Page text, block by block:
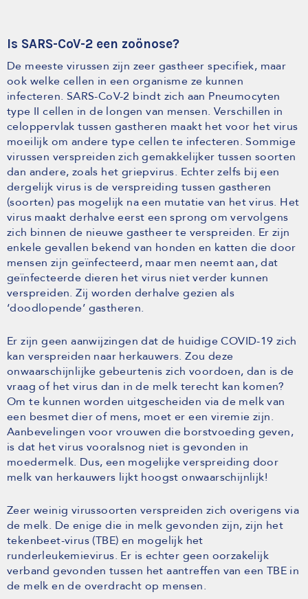
Is SARS-CoV-2 een zoönose?
De meeste virussen zijn zeer gastheer specifiek, maar
ook welke cellen in een organisme ze kunnen
infecteren. SARS-CoV-2 bindt zich aan Pneumocyten
type II cellen in de longen van mensen. Verschillen in
celoppervlak tussen gastheren maakt het voor het virus
moeilijk om andere type cellen te infecteren. Sommige
virussen verspreiden zich gemakkelijker tussen soorten
dan andere, zoals het griepvirus. Echter zelfs bij een
dergelijk virus is de verspreiding tussen gastheren
(soorten) pas mogelijk na een mutatie van het virus. Het
virus maakt derhalve eerst een sprong om vervolgens
zich binnen de nieuwe gastheer te verspreiden. Er zijn
enkele gevallen bekend van honden en katten die door
mensen zijn geïnfecteerd, maar men neemt aan, dat
geïnfecteerde dieren het virus niet verder kunnen
verspreiden. Zij worden derhalve gezien als
‘doodlopende’ gastheren.
Er zijn geen aanwijzingen dat de huidige COVID-19 zich
kan verspreiden naar herkauwers. Zou deze
onwaarschijnlijke gebeurtenis zich voordoen, dan is de
vraag of het virus dan in de melk terecht kan komen?
Om te kunnen worden uitgescheiden via de melk van
een besmet dier of mens, moet er een viremie zijn.
Aanbevelingen voor vrouwen die borstvoeding geven,
is dat het virus vooralsnog niet is gevonden in
moedermelk. Dus, een mogelijke verspreiding door
melk van herkauwers lijkt hoogst onwaarschijnlijk!
Zeer weinig virussoorten verspreiden zich overigens via
de melk. De enige die in melk gevonden zijn, zijn het
tekenbeet-virus (TBE) en mogelijk het
runderleukemievirus. Er is echter geen oorzakelijk
verband gevonden tussen het aantreffen van een TBE in
de melk en de overdracht op mensen.